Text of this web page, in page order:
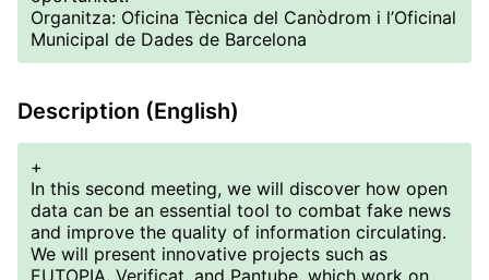
Organitza: Oficina Tècnica del Canòdrom i l’Oficinal
Municipal de Dades de Barcelona
Description (English)
+
In this second meeting, we will discover how open
data can be an essential tool to combat fake news
and improve the quality of information circulating.
We will present innovative projects such as
EUTOPIA, Verificat, and Pantube, which work on